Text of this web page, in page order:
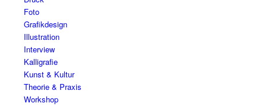
Foto
Grafikdesign
Illustration
Interview
Kalligrafie
Kunst & Kultur
Theorie & Praxis
Workshop